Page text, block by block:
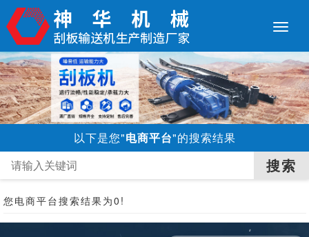
以下是您"电商平台"的搜索结果
您 电商平台搜索结果为0!